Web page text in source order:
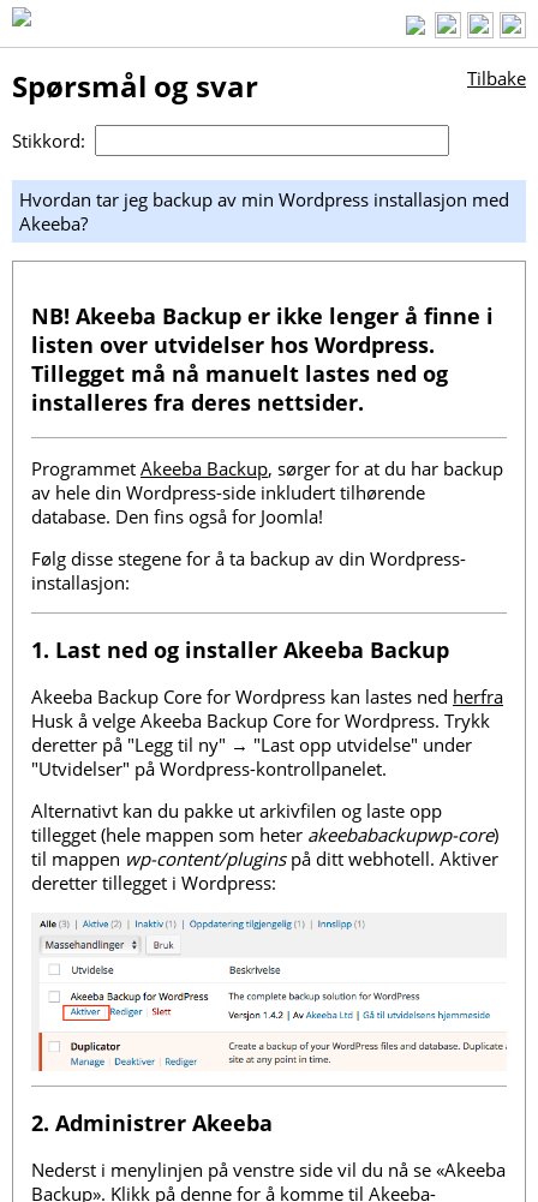
Spørsmål og svar Tilbake
Stikkord:
Hvordan tar jeg backup av min Wordpress installasjon med
Akeeba?
NB! Akeeba Backup er ikke lenger å finne i
listen over utvidelser hos Wordpress.
Tillegget må nå manuelt lastes ned og
installeres fra deres nettsider.
Programmet Akeeba Backup, sørger for at du har backup
av hele din Wordpress-side inkludert tilhørende
database. Den fins også for Joomla!
Følg disse stegene for å ta backup av din Wordpress-
installasjon:
1. Last ned og installer Akeeba Backup
Akeeba Backup Core for Wordpress kan lastes ned herfra
Husk å velge Akeeba Backup Core for Wordpress. Trykk
deretter på "Legg til ny" → "Last opp utvidelse" under
"Utvidelser" på Wordpress-kontrollpanelet.
Alternativt kan du pakke ut arkivfilen og laste opp
tillegget (hele mappen som heter akeebabackupwp-core)
til mappen wp-content/pluginspå ditt webhotell. Aktiver
deretter tillegget i Wordpress:
2. Administrer Akeeba
Nederst i menylinjen på venstre side vil du nå se «Akeeba
Backup». Klikk på denne for å komme til Akeeba-